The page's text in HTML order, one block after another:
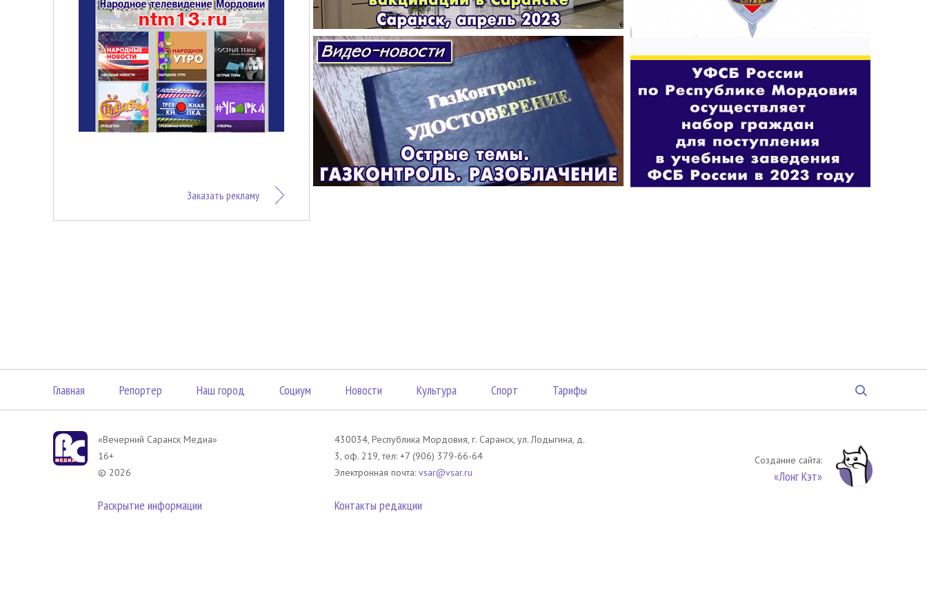
Заказать рекламу
Главная Репортер Наш город Социум Новости Культура Спорт Тарифы
«Вечерний Саранск Mедиа»
16+
© 2026
Раскрытие информации
430034, Республика Мордовия, г. Саранск, ул. Лодыгина, д.
3, оф. 219, тел: +7 (906) 379-66-64
Электронная почта: vsar@vsar.ru
Контакты редакции
Создание сайта:
«Лонг Кэт»